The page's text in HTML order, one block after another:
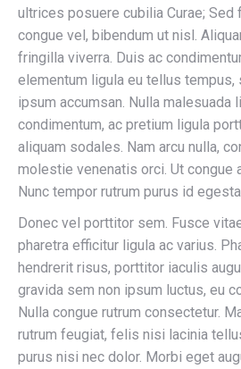
ultrices posuere cubilia Curae;
congue vel, bibendum ut nisl.
fringilla viverra. Duis ac
elementum ligula eu tellus tempus,
ipsum accumsan. Nulla malesuada
condimentum, ac pretium ligula
aliquam sodales. Nam arcu nulla,
molestie venenatis orci. Ut congue
Nunc tempor rutrum purus id
Donec vel porttitor sem. Fusce
pharetra efficitur ligula ac varius.
hendrerit risus, porttitor iaculis
gravida sem non ipsum luctus, eu
Nulla congue rutrum consectetur.
rutrum feugiat, felis nisi lacinia
purus nisi nec dolor. Morbi eget